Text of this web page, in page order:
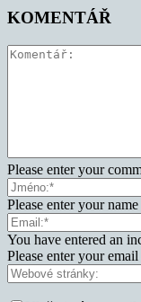
KOMENTÁŘ
Please enter your
Please enter your name
You have entered an
Please enter your email